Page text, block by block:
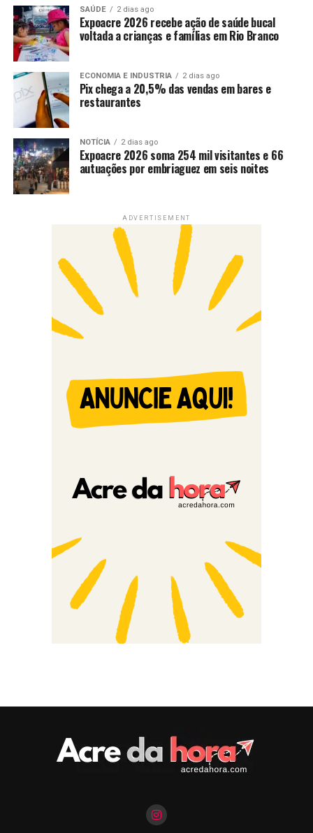
SAÚDE 2 dias ago
Expoacre 2026 recebe ação de saúde bucal
voltada a crianças e famílias em Rio Branco
ECONOMIA E INDUSTRIA 2 dias ago
Pix chega a 20,5% das vendas em bares e
restaurantes
NOTÍCIA 2 dias ago
Expoacre 2026 soma 254 mil visitantes e 66
autuações por embriaguez em seis noites
ADVERTISEMENT